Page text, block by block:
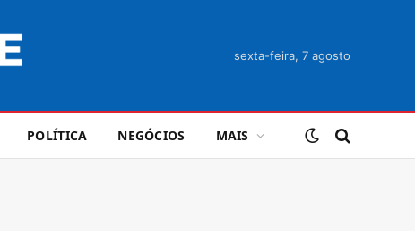
sexta-feira, 7 agosto
POLÍTICA NEGÓCIOS MAIS